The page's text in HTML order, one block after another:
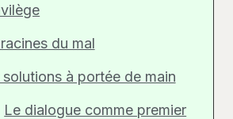
du mal
solutions à portée de main
Le dialogue comme premier